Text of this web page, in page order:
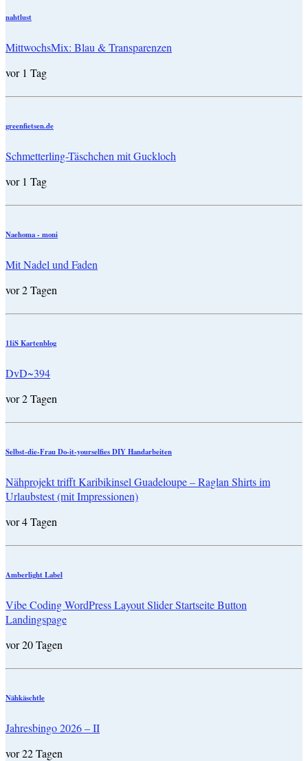
nahtlust
MittwochsMix: Blau & Transparenzen
vor 1 Tag
greenfietsen.de
Schmetterling-Täschchen mit Guckloch
vor 1 Tag
Naehoma - moni
Mit Nadel und Faden
vor 2 Tagen
11iS Kartenblog
DvD~394
vor 2 Tagen
Selbst-die-Frau Do-it-yourselfies DIY Handarbeiten
Nähprojekt trifft Karibikinsel Guadeloupe – Raglan Shirts im
Urlaubstest (mit Impressionen)
vor 4 Tagen
Amberlight Label
Vibe Coding WordPress Layout Slider Startseite Button
Landingspage
vor 20 Tagen
Nähkäschtle
Jahresbingo 2026 – II
vor 22 Tagen